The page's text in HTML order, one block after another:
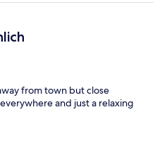
bar were expired. The bottle
took forever to turn on and
fully power up and so the
time, my bf noticed the
water pressure and spray are
in a single, 1 ½inch sized
was completely empty. My
seat was very lose and
on we enjoyed the
from town but close
and just a relaxing